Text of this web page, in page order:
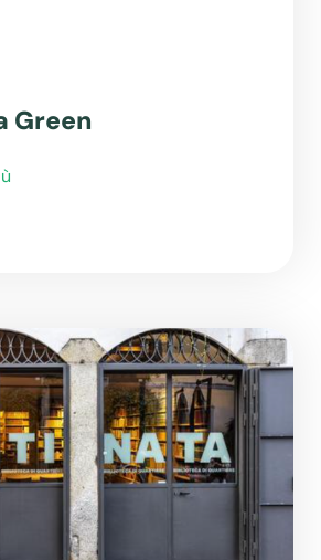
Green